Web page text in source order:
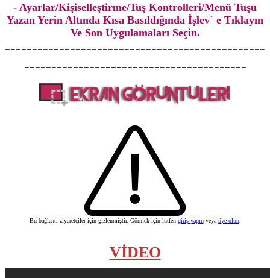
- Ayarlar/Kişiselleştirme/Tuş Kontrolleri/Menü Tuşu
Yazan Yerin Altında Kısa Basıldığında İşlev` e Tıklayın
Ve Son Uygulamaları Seçin.
------------------------------------------------
-----------------------------------------
Bu bağlantı ziyaretçiler için gizlenmiştir. Görmek için lütfen giriş yapınveya üye olun.
VİDEO